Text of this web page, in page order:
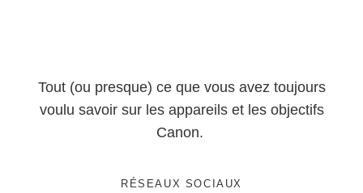
Tout (ou presque) ce que vous avez toujours
voulu savoir sur les appareils et les objectifs
Canon.
RÉSEAUX SOCIAUX